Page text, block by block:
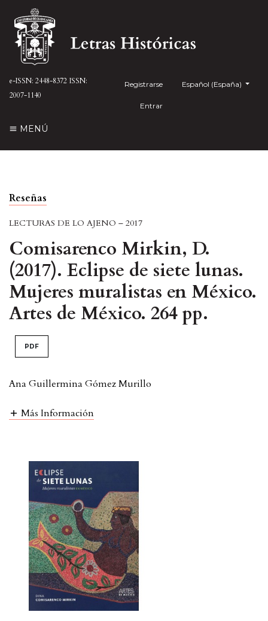
e-ISSN: 2448-8372 ISSN:
2007-1140
Registrarse
Entrar
Español (España)
MENÚ
Reseñas
LECTURAS DE LO AJENO – 2017
Comisarenco Mirkin, D.
(2017). Eclipse de siete lunas.
Mujeres muralistas en México.
Artes de México. 264 pp.
PDF
Ana Guillermina Gómez Murillo
Más Información